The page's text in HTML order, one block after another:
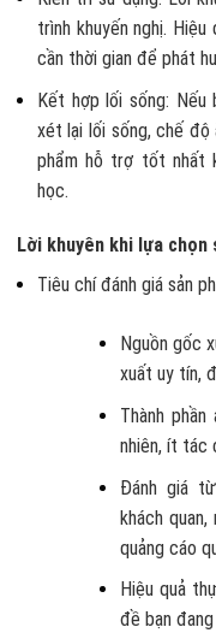
trình khuyến nghị.
cần thời gian để phát
Kết hợp lối sống: Nếu
xét lại lối sống, chế độ
phẩm hỗ trợ tốt nhất
học.
Lời khuyên khi lựa
Tiêu chí đánh giá sản
Nguồn gốc
xuất uy tín,
Thành
nhiên, ít tác
Đánh giá
khách
quảng cáo
Hiệu quả
đề bạn